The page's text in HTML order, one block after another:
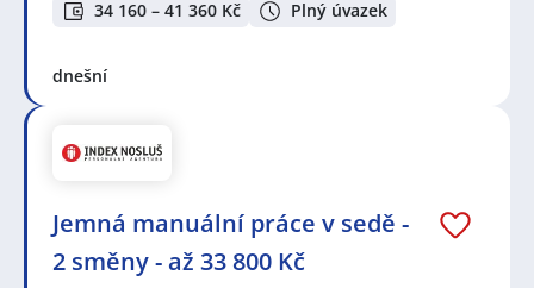
34 160 – 41 360 Kč Plný úvazek
dnešní
Jemná manuální práce v sedě -
2 směny - až 33 800 Kč